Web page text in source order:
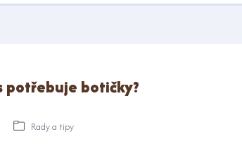
Rady a tipy
potřebuje botičky?